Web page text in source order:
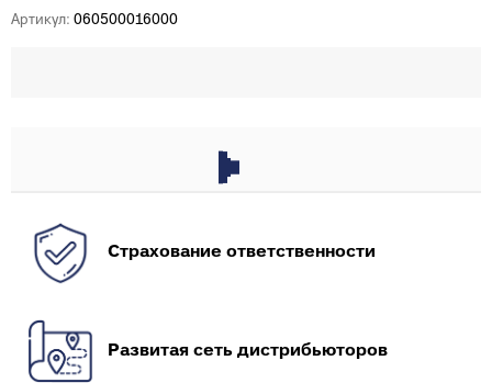
Артикул: 060500016000
Страхование ответственности
Развитая сеть дистрибьюторов